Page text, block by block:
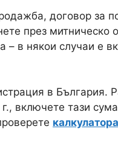
договор за
през митническо
– в някои случаи е
в България.
включете тази